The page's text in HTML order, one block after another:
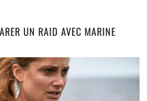
UN RAID AVEC MARINE